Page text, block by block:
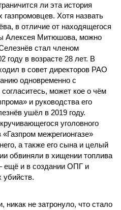
ли эта история
Хотя назвать
в отличие от находящегося
Алексея Митюшова, можно
стал членом
году в возрасте 28 лет. В
в совет директоров РАО
одновременно с
согласитесь, может кое о чём
и руководства его
ушёл в 2019 году.
уголовного
межрегионгазе»
а также его сына и целый
обвиняли в хищении топлива
ещё и в создании ОПГ и
убийств.
никак не затронуло, что стало